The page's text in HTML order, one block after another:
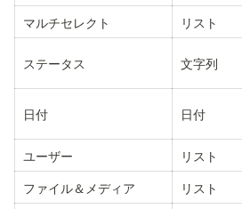
マルチセレクト
リスト
ステータス 文字列
日付 日付
ユーザー
リスト
ファイル＆メディア
リスト